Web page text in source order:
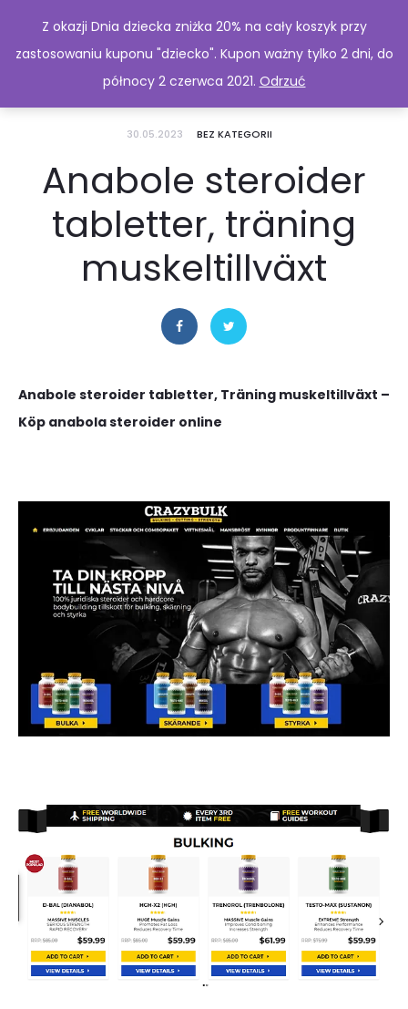
30.05.2023 BEZ KATEGORII
Anabole steroider
tabletter, träning
muskeltillväxt
Anabole steroider tabletter, Träning muskeltillväxt –
Köp anabola steroider online
Z okazji Dnia dziecka zniżka 20% na cały koszyk przy
zastosowaniu kuponu "dziecko". Kupon ważny tylko 2 dni, do
północy 2 czerwca 2021. Odrzuć